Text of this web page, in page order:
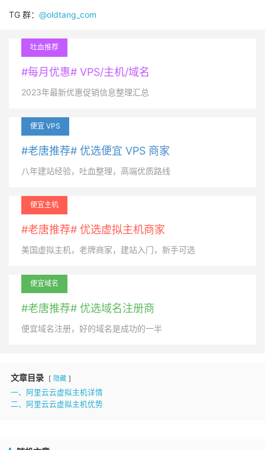
TG 群： @oldtang_com
吐血推荐
#每月优惠# VPS/主机/域名
2023年最新优惠促销信息整理汇总
便宜 VPS
#老唐推荐# 优选便宜 VPS 商家
八年建站经验，吐血整理，高端优质路线
便宜主机
#老唐推荐# 优选虚拟主机商家
美国虚拟主机，老牌商家，建站入门，新手可选
便宜域名
#老唐推荐# 优选域名注册商
便宜域名注册，好的域名是成功的一半
文章目录 隐藏
一、阿里云云虚拟主机详情
二、阿里云云虚拟主机优势